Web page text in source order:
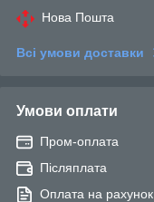
Нова Пошта
Всі умови доставки
Умови оплати
Пром-оплата
Післяплата
Оплата на рахунок